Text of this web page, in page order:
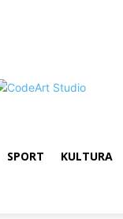
SPORT KULTURA